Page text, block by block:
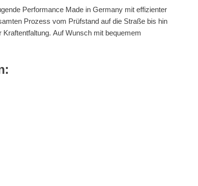
Performance Made in Germany mit effizienter
Prozess vom Prüfstand auf die Straße bis hin
Auf Wunsch mit bequemem